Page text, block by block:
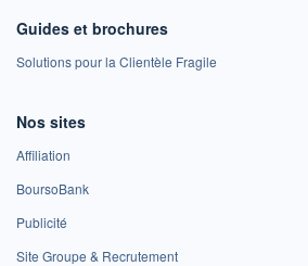
Guides et brochures
Solutions pour la Clientèle Fragile
Nos sites
Affiliation
BoursoBank
Publicité
Site Groupe & Recrutement